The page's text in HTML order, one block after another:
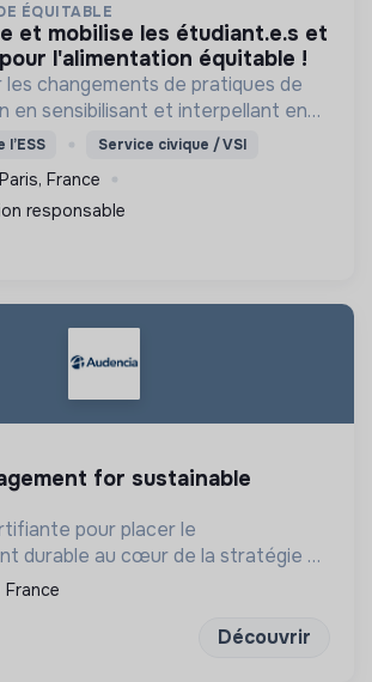
ÉQUITABLE
l'alimentation équitable !
changements de pratiques de
en sensibilisant et interpellant en
Service civique / VSI
Paris, France
responsable
pour placer le
durable au cœur de la stratégie de
terme
France
Découvrir